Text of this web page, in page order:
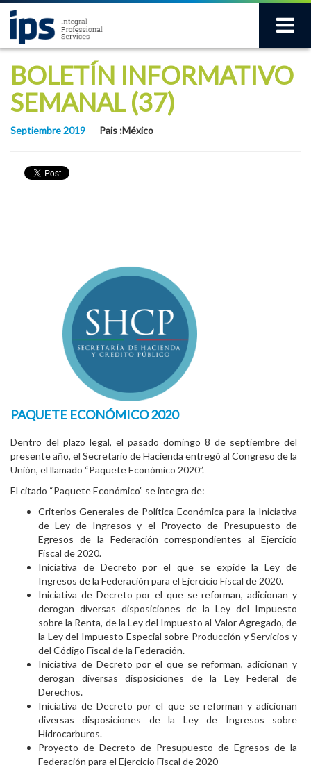
BOLETÍN INFORMATIVO
SEMANAL (37)
Septiembre 2019 Pais :México
PAQUETE ECONÓMICO 2020
Dentro del plazo legal, el pasado domingo 8 de septiembre del
presente año, el Secretario de Hacienda entregó al Congreso de la
Unión, el llamado “Paquete Económico 2020”.
El citado “Paquete Económico” se integra de:
Criterios Generales de Política Económica para la Iniciativa
de Ley de Ingresos y el Proyecto de Presupuesto de
Egresos de la Federación correspondientes al Ejercicio
Fiscal de 2020.
Iniciativa de Decreto por el que se expide la Ley de
Ingresos de la Federación para el Ejercicio Fiscal de 2020.
Iniciativa de Decreto por el que se reforman, adicionan y
derogan diversas disposiciones de la Ley del Impuesto
sobre la Renta, de la Ley del Impuesto al Valor Agregado, de
la Ley del Impuesto Especial sobre Producción y Servicios y
del Código Fiscal de la Federación.
Iniciativa de Decreto por el que se reforman, adicionan y
derogan diversas disposiciones de la Ley Federal de
Derechos.
Iniciativa de Decreto por el que se reforman y adicionan
diversas disposiciones de la Ley de Ingresos sobre
Hidrocarburos.
Proyecto de Decreto de Presupuesto de Egresos de la
Federación para el Ejercicio Fiscal de 2020